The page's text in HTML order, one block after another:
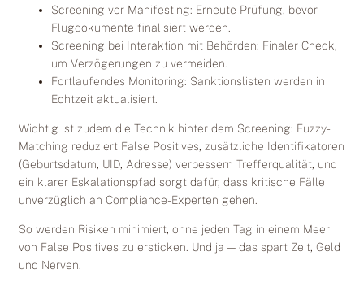
Screening vor Manifesting: Erneute Prüfung, bevor
Flugdokumente finalisiert werden.
Screening bei Interaktion mit Behörden: Finaler Check,
um Verzögerungen zu vermeiden.
Fortlaufendes Monitoring: Sanktionslisten werden in
Echtzeit aktualisiert.
Wichtig ist zudem die Technik hinter dem Screening: Fuzzy-
Matching reduziert False Positives, zusätzliche Identifikatoren
(Geburtsdatum, UID, Adresse) verbessern Trefferqualität, und
ein klarer Eskalationspfad sorgt dafür, dass kritische Fälle
unverzüglich an Compliance-Experten gehen.
So werden Risiken minimiert, ohne jeden Tag in einem Meer
von False Positives zu ersticken. Und ja — das spart Zeit, Geld
und Nerven.